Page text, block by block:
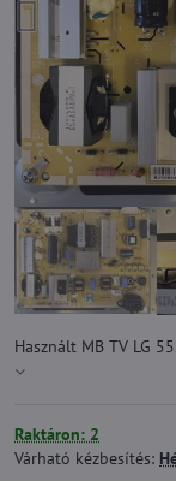
Használt MB TV LG
Raktáron: 2
Várható kézbesítés: